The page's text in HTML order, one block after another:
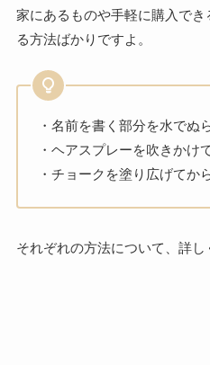
家にあるものや手軽に購入で
る方法ばかりですよ。
・名前を書く部分を水でぬ
・ヘアスプレーを吹きかけ
・チョークを塗り広げてか
それぞれの方法について、詳し